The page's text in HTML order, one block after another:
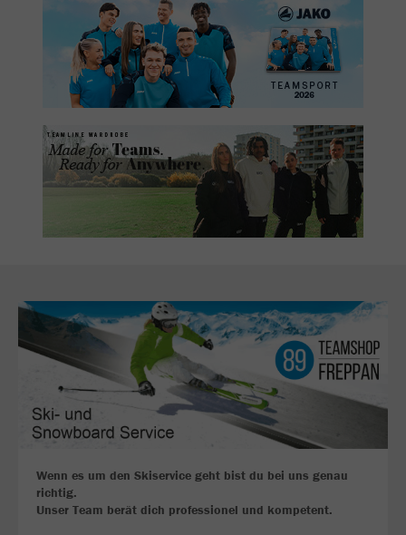
Wenn es um den Skiservice geht bist du bei uns genau
richtig.
Unser Team berät dich professionel und kompetent.